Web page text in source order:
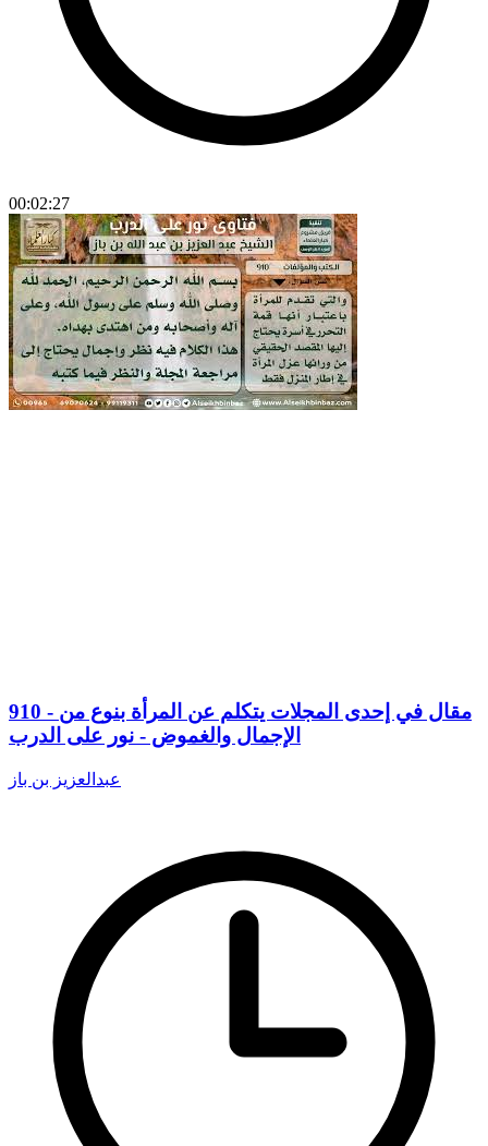
00:02:27
910 - مقال في إحدى المجلات يتكلم عن المرأة بنوع من
الإجمال والغموض - نور على الدرب
عبدالعزيز بن باز